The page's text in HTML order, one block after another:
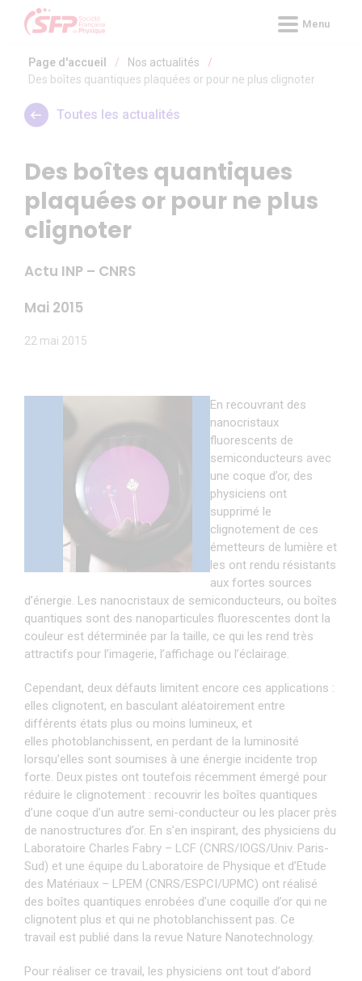
Panneau de gestion des cookies
Menu
Page d'accueil / Nos actualités
/
Des boîtes quantiques plaquées or pour ne plus clignoter
Toutes les actualités
Des boîtes quantiques
plaquées or pour ne plus
clignoter
Actu INP – CNRS
Mai 2015
22 mai 2015
En recouvrant des
nanocristaux
fluorescents de
semiconducteurs avec
une coque d’or, des
physiciens ont
supprimé le
clignotement de ces
émetteurs de lumière et
les ont rendu résistants
aux fortes sources
d’énergie. Les nanocristaux de semiconducteurs, ou boîtes
quantiques sont des nanoparticules fluorescentes dont la
couleur est déterminée par la taille, ce qui les rend très
attractifs pour l’imagerie, l’affichage ou l’éclairage.
Cependant, deux défauts limitent encore ces applications :
elles clignotent, en basculant aléatoirement entre
différents états plus ou moins lumineux, et
elles photoblanchissent, en perdant de la luminosité
lorsqu’elles sont soumises à une énergie incidente trop
forte. Deux pistes ont toutefois récemment émergé pour
réduire le clignotement : recouvrir les boîtes quantiques
d’une coque d’un autre semi-conducteur ou les placer près
de nanostructures d’or. En s’en inspirant, des physiciens du
Laboratoire Charles Fabry – LCF (CNRS/IOGS/Univ. Paris-
Sud) et une équipe du Laboratoire de Physique et d’Etude
des Matériaux – LPEM (CNRS/ESPCI/UPMC) ont réalisé
des boîtes quantiques enrobées d’une coquille d’or qui ne
clignotent plus et qui ne photoblanchissent pas. Ce
travail est publié dans la revue Nature Nanotechnology.
Pour réaliser ce travail, les physiciens ont tout d’abord